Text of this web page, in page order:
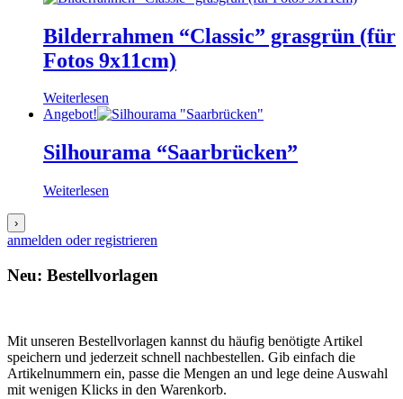
Bilderrahmen “Classic” grasgrün (für
Fotos 9x11cm)
Weiterlesen
Angebot!
Silhourama “Saarbrücken”
Weiterlesen
›
anmelden oder registrieren
Neu: Bestellvorlagen
Mit unseren Bestellvorlagen kannst du häufig benötigte Artikel
speichern und jederzeit schnell nachbestellen. Gib einfach die
Artikelnummern ein, passe die Mengen an und lege deine Auswahl
mit wenigen Klicks in den Warenkorb.